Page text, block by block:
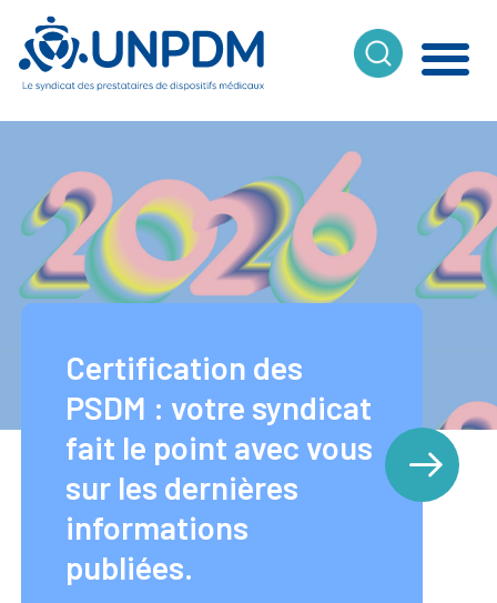
Certification des
PSDM : votre syndicat
fait le point avec vous
sur les dernières
informations
publiées.